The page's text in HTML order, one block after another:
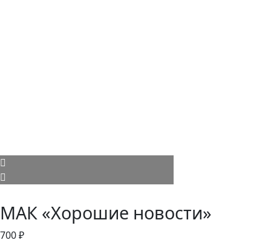
МАК «Хорошие новости»
700₽